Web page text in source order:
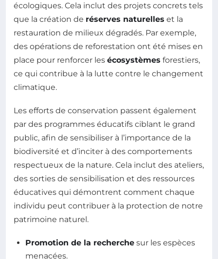
écologiques. Cela inclut des projets concrets tels
que la création de réserves naturelles et la
restauration de milieux dégradés. Par exemple,
des opérations de reforestation ont été mises en
place pour renforcer les écosystèmes forestiers,
ce qui contribue à la lutte contre le changement
climatique.
Les efforts de conservation passent également
par des programmes éducatifs ciblant le grand
public, afin de sensibiliser à l’importance de la
biodiversité et d’inciter à des comportements
respectueux de la nature. Cela inclut des ateliers,
des sorties de sensibilisation et des ressources
éducatives qui démontrent comment chaque
individu peut contribuer à la protection de notre
patrimoine naturel.
Promotion de la recherche sur les espèces
menacées.